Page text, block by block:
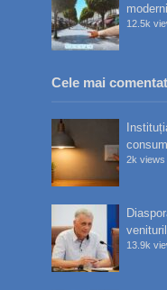
12.5k
Cele mai
2k views
13.9k